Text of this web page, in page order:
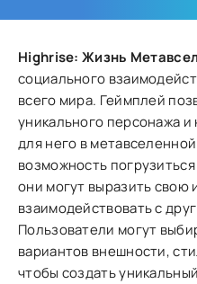
Highrise: Жизнь
социального
всего мира. Геймплей
уникального персонажа
для него в
возможность
они могут выразить свою
взаимодействовать с
Пользователи могут
вариантов внешности,
чтобы создать